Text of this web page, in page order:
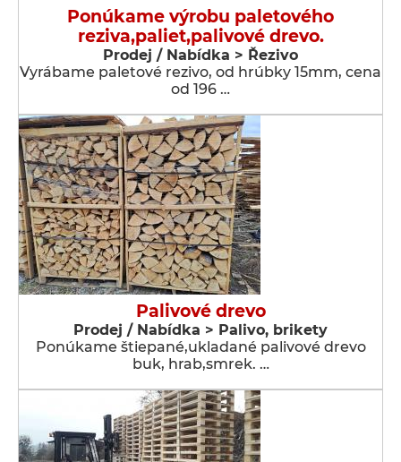
Ponúkame výrobu paletového
reziva,paliet,palivové drevo.
Prodej / Nabídka > Řezivo
Vyrábame paletové rezivo, od hrúbky 15mm, cena
od 196 …
Palivové drevo
Prodej / Nabídka > Palivo, brikety
Ponúkame štiepané,ukladané palivové drevo
buk, hrab,smrek. …